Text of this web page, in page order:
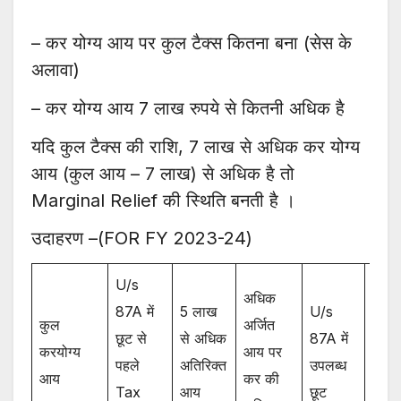
– कर योग्य आय पर कुल टैक्स कितना बना (सेस के
अलावा)
– कर योग्य आय 7 लाख रुपये से कितनी अधिक है
यदि कुल टैक्स की राशि, 7 लाख से अधिक कर योग्य
आय (कुल आय – 7 लाख) से अधिक है तो
Marginal Relief की स्थिति बनती है ।
उदाहरण –(FOR FY 2023-24)
कुल
करयोग्य
आय
U/s
87A में
छूट से
पहले
Tax
5 लाख
से अधिक
अतिरिक्त
आय
अधिक
अर्जित
आय पर
कर की
U/s
87A में
उपलब्ध
छूट